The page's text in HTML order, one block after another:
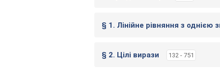
§ 1. Лінійне рівняння з однією
§ 2. Цілі вирази 132 - 751